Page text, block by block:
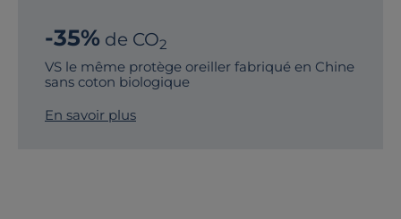
-35% de CO2
VS le même protège oreiller fabriqué en Chine
sans coton biologique
En savoir plus